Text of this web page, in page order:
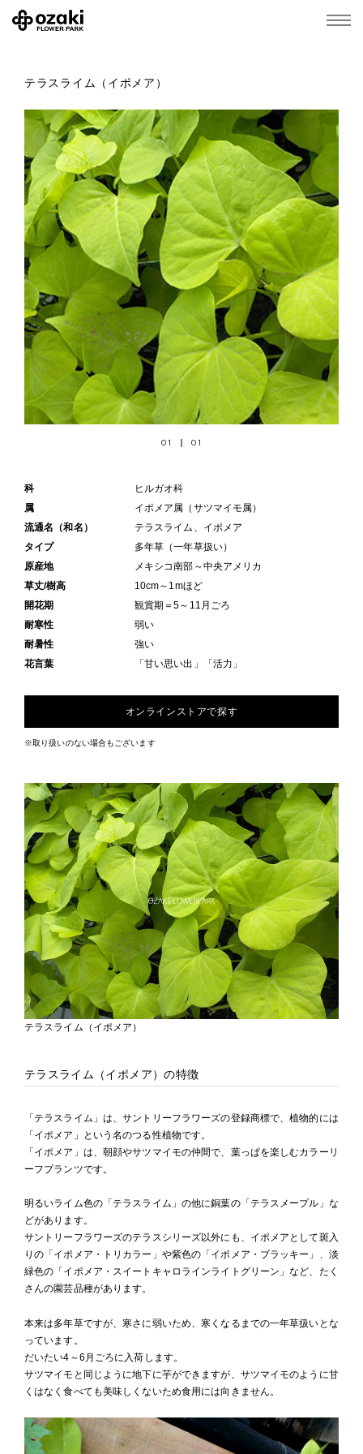
テラスライム（イポメア）
01 01
科
ヒルガオ科
属
イポメア属（サツマイモ属）
流通名（和名）
テラスライム、イポメア
タイプ
多年草（一年草扱い）
原産地
メキシコ南部～中央アメリカ
草丈/樹高
10cm～1mほど
開花期
観賞期＝5～11月ごろ
耐寒性
弱い
耐暑性
強い
花言葉
「甘い思い出」「活力」
オンラインストアで探す
※取り扱いのない場合もございます
テラスライム（イポメア）
テラスライム（イポメア）の特徴
「テラスライム」は、サントリーフラワーズの登録商標で、植物的には
「イポメア」という名のつる性植物です。
「イポメア」は、朝顔やサツマイモの仲間で、葉っぱを楽しむカラーリ
ーフプランツです。
明るいライム色の「テラスライム」の他に銅葉の「テラスメープル」な
どがあります。
サントリーフラワーズのテラスシリーズ以外にも、イポメアとして斑入
りの「イポメア・トリカラー」や紫色の「イポメア・ブラッキー」、淡
緑色の「イポメア・スイートキャロラインライトグリーン」など、たく
さんの園芸品種があります。
本来は多年草ですが、寒さに弱いため、寒くなるまでの一年草扱いとな
っています。
だいたい4～6月ごろに入荷します。
サツマイモと同じように地下に芋ができますが、サツマイモのように甘
くはなく食べても美味しくないため食用には向きません。